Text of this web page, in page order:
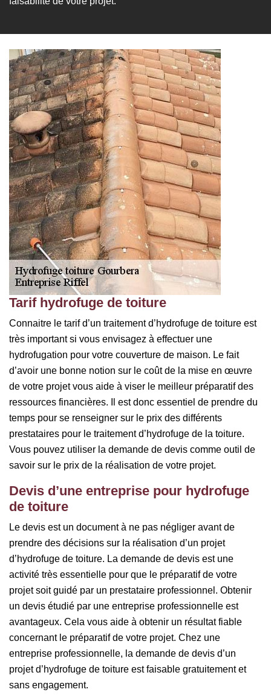
Tarif hydrofuge de toiture
Connaitre le tarif d’un traitement d’hydrofuge de toiture est
très important si vous envisagez à effectuer une
hydrofugation pour votre couverture de maison. Le fait
d’avoir une bonne notion sur le coût de la mise en œuvre
de votre projet vous aide à viser le meilleur préparatif des
ressources financières. Il est donc essentiel de prendre du
temps pour se renseigner sur le prix des différents
prestataires pour le traitement d’hydrofuge de la toiture.
Vous pouvez utiliser la demande de devis comme outil de
savoir sur le prix de la réalisation de votre projet.
Devis d’une entreprise pour hydrofuge
de toiture
Le devis est un document à ne pas négliger avant de
prendre des décisions sur la réalisation d’un projet
d’hydrofuge de toiture. La demande de devis est une
activité très essentielle pour que le préparatif de votre
projet soit guidé par un prestataire professionnel. Obtenir
un devis étudié par une entreprise professionnelle est
avantageux. Cela vous aide à obtenir un résultat fiable
concernant le préparatif de votre projet. Chez une
entreprise professionnelle, la demande de devis d’un
projet d’hydrofuge de toiture est faisable gratuitement et
sans engagement.